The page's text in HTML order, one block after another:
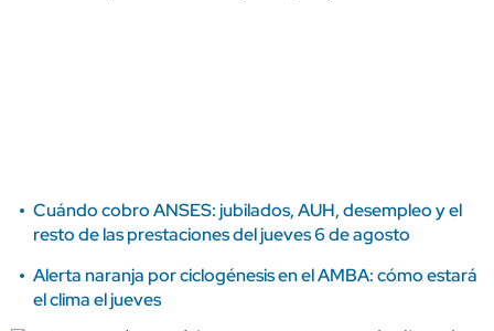
Cuándo cobro ANSES: jubilados, AUH, desempleo y el
resto de las prestaciones del jueves 6 de agosto
Alerta naranja por ciclogénesis en el AMBA: cómo estará
el clima el jueves